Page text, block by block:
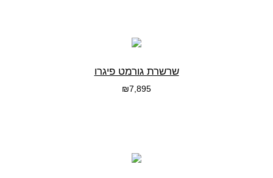
שרשרת גורמט פיגרו
₪7,895